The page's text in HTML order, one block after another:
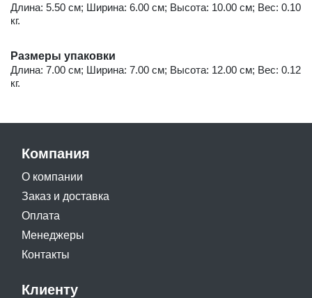
Длина: 5.50 см; Ширина: 6.00 см; Высота: 10.00 см; Вес: 0.10
кг.
Размеры упаковки
Длина: 7.00 см; Ширина: 7.00 см; Высота: 12.00 см; Вес: 0.12
кг.
Компания
О компании
Заказ и доставка
Оплата
Менеджеры
Контакты
Клиенту